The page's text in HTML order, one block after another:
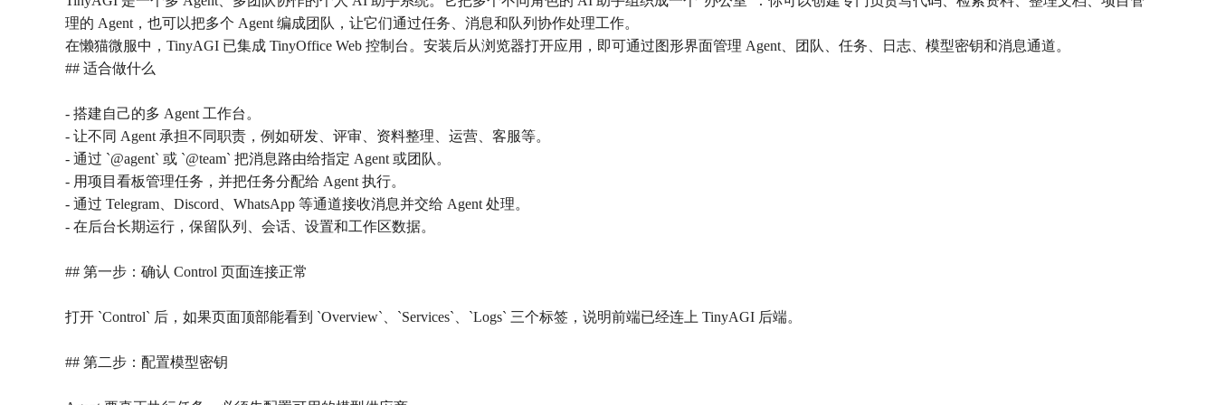
理的 Agent，也可以把多个 Agent 编成团队，让它们通过任务、消息和队列协作处理工作。
在懒猫微服中，TinyAGI 已集成 TinyOffice Web 控制台。安装后从浏览器打开应用，即可通过图形界面管理 Agent、团队、任务、日志、模型密钥和消息通道。
## 适合做什么
- 搭建自己的多 Agent 工作台。
- 让不同 Agent 承担不同职责，例如研发、评审、资料整理、运营、客服等。
- 通过 `@agent` 或 `@team` 把消息路由给指定 Agent 或团队。
- 用项目看板管理任务，并把任务分配给 Agent 执行。
- 通过 Telegram、Discord、WhatsApp 等通道接收消息并交给 Agent 处理。
- 在后台长期运行，保留队列、会话、设置和工作区数据。
## 第一步：确认 Control 页面连接正常
打开 `Control` 后，如果页面顶部能看到 `Overview`、`Services`、`Logs` 三个标签，说明前端已经连上 TinyAGI 后端。
## 第二步：配置模型密钥